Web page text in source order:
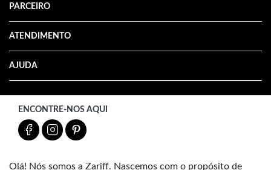
PARCEIRO
ATENDIMENTO
AJUDA
ENCONTRE-NOS AQUI
Olá! Nós somos a Zariff. Nascemos com o propósito de